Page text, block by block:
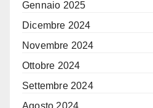
Gennaio 2025
Dicembre 2024
Novembre 2024
Ottobre 2024
Settembre 2024
Agosto 2024